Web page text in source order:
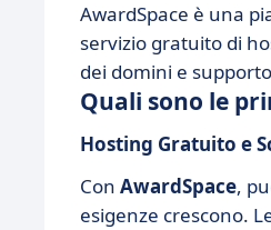
AwardSpace è una
servizio gratuito di
dei domini e
Quali sono le
Hosting Gratuito e
Con AwardSpace,
esigenze crescono.